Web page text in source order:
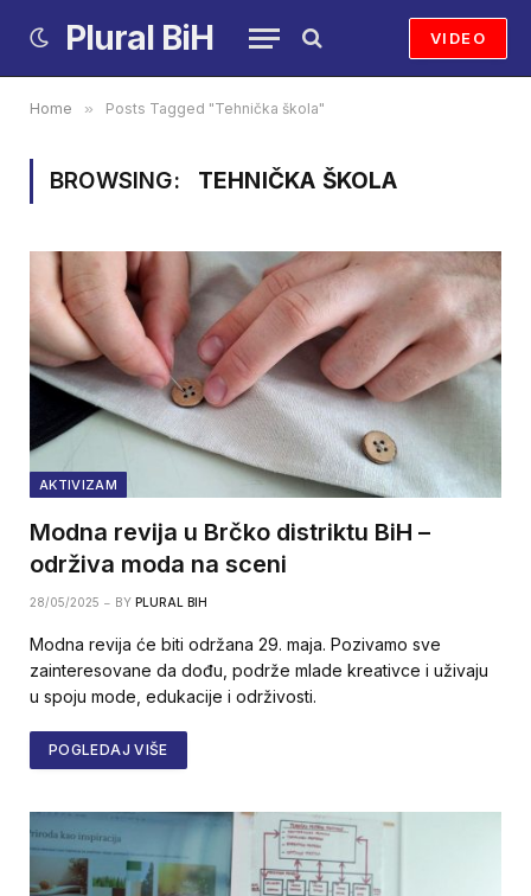
Plural BiH VIDEO
Home » Posts Tagged "Tehnička škola"
BROWSING: TEHNIČKA ŠKOLA
AKTIVIZAM
Modna revija u Brčko distriktu BiH –
održiva moda na sceni
28/05/2025 BY PLURAL BIH
Modna revija će biti održana 29. maja. Pozivamo sve
zainteresovane da dođu, podrže mlade kreativce i uživaju
u spoju mode, edukacije i održivosti.
POGLEDAJ VIŠE